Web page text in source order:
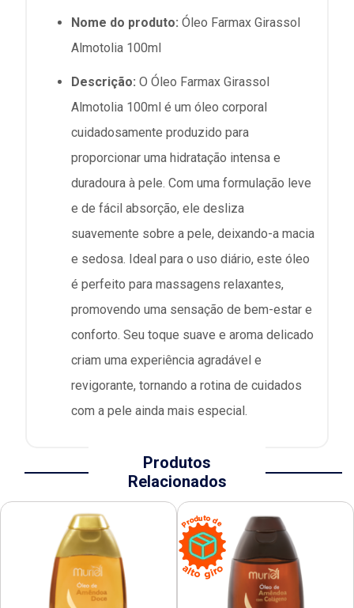
Nome do produto: Óleo Farmax Girassol
Almotolia 100ml
Descrição: O Óleo Farmax Girassol
Almotolia 100ml é um óleo corporal
cuidadosamente produzido para
proporcionar uma hidratação intensa e
duradoura à pele. Com uma formulação leve
e de fácil absorção, ele desliza
suavemente sobre a pele, deixando-a macia
e sedosa. Ideal para o uso diário, este óleo
é perfeito para massagens relaxantes,
promovendo uma sensação de bem-estar e
conforto. Seu toque suave e aroma delicado
criam uma experiência agradável e
revigorante, tornando a rotina de cuidados
com a pele ainda mais especial.
Produtos
Relacionados